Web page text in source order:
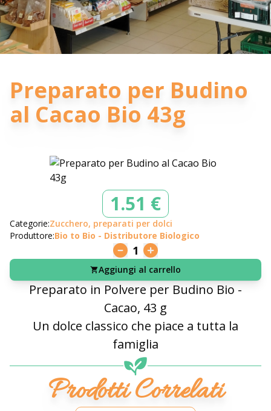
Preparato per Budino
al Cacao Bio 43g
1.51 €
Categorie:Zucchero, preparati per dolci
Produttore:Bio to Bio - Distributore Biologico
1
Aggiungi al carrello
Preparato in Polvere per Budino Bio -
Cacao, 43 g
Un dolce classico che piace a tutta la
famiglia
Prodotti Correlati